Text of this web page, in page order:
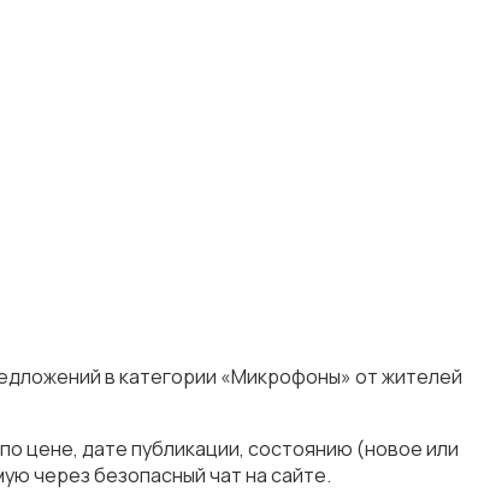
в категории «Микрофоны» от жителей
цене, дате публикации, состоянию (новое или
через безопасный чат на сайте.